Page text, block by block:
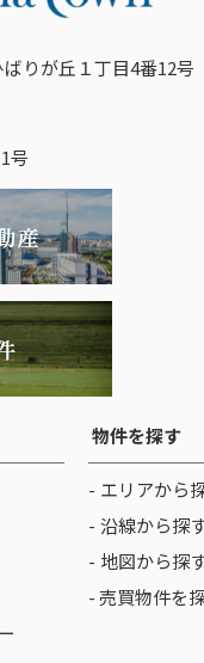
りが丘１丁目4番12号
号
物件を探す
エリアから
沿線から探
地図から探
- 売買物件を